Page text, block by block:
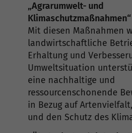
„Agrarumwelt- und
Klimaschutzmaßnahmen“
Mit diesen Maßnahmen
landwirtschaftliche
Erhaltung und
Umweltsituation
eine nachhaltige und
ressourcenschonende
in Bezug auf
und den Schutz des